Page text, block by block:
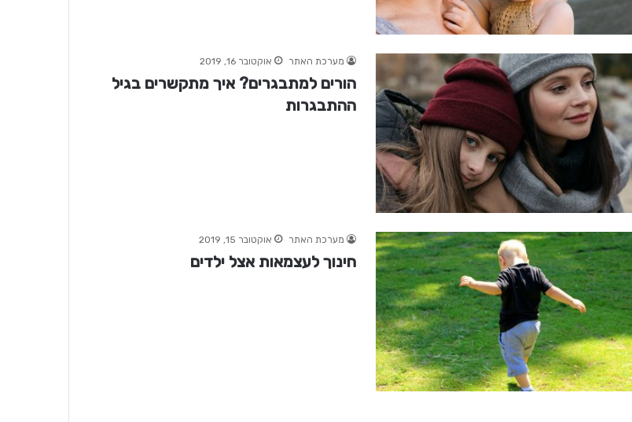
מערכת האתר אוקטובר 16, 2019
הורים למתבגרים? איך מתקשרים בגיל
ההתבגרות
מערכת האתר אוקטובר 15, 2019
חינוך לעצמאות אצל ילדים